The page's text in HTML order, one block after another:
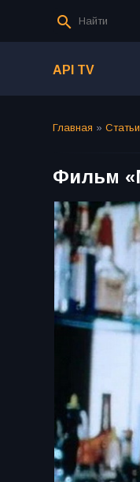
API TV
Главная » Статьи
Фильм